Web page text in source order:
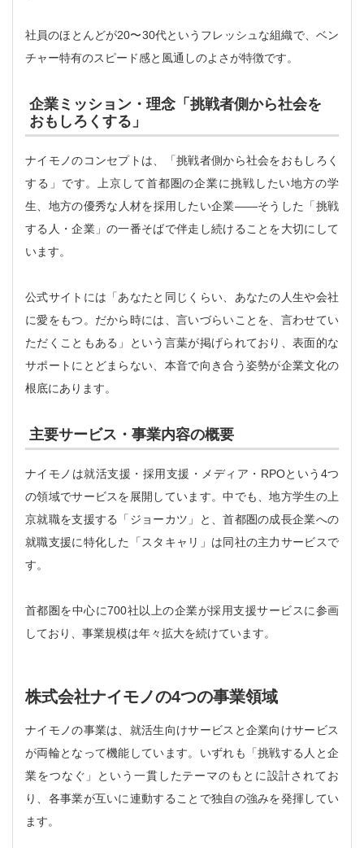
社員のほとんどが20〜30代というフレッシュな組織で、ベン
チャー特有のスピード感と風通しのよさが特徴です。
企業ミッション・理念「挑戦者側から社会を
おもしろくする」
ナイモノのコンセプトは、「挑戦者側から社会をおもしろく
する」です。上京して首都圏の企業に挑戦したい地方の学
生、地方の優秀な人材を採用したい企業——そうした「挑戦
する人・企業」の一番そばで伴走し続けることを大切にして
います。
公式サイトには「あなたと同じくらい、あなたの人生や会社
に愛をもつ。だから時には、言いづらいことを、言わせてい
ただくこともある」という言葉が掲げられており、表面的な
サポートにとどまらない、本音で向き合う姿勢が企業文化の
根底にあります。
主要サービス・事業内容の概要
ナイモノは就活支援・採用支援・メディア・RPOという4つ
の領域でサービスを展開しています。中でも、地方学生の上
京就職を支援する「ジョーカツ」と、首都圏の成長企業への
就職支援に特化した「スタキャリ」は同社の主力サービスで
す。
首都圏を中心に700社以上の企業が採用支援サービスに参画
しており、事業規模は年々拡大を続けています。
株式会社ナイモノの4つの事業領域
ナイモノの事業は、就活生向けサービスと企業向けサービス
が両輪となって機能しています。いずれも「挑戦する人と企
業をつなぐ」という一貫したテーマのもとに設計されてお
り、各事業が互いに連動することで独自の強みを発揮してい
ます。